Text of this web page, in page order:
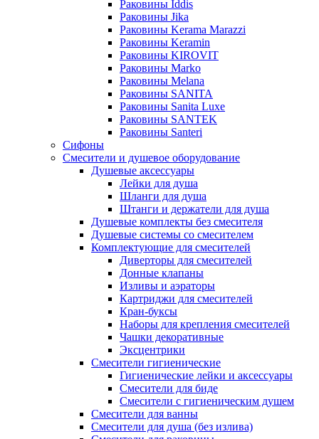
Раковины Iddis
Раковины Jika
Раковины Kerama Marazzi
Раковины Keramin
Раковины KIROVIT
Раковины Marko
Раковины Melana
Раковины SANITA
Раковины Sanita Luxe
Раковины SANTEK
Раковины Santeri
Сифоны
Смесители и душевое оборудование
Душевые аксессуары
Лейки для душа
Шланги для душа
Штанги и держатели для душа
Душевые комплекты без смесителя
Душевые системы со смесителем
Комплектующие для смесителей
Диверторы для смесителей
Донные клапаны
Изливы и аэраторы
Картриджи для смесителей
Кран-буксы
Наборы для крепления смесителей
Чашки декоративные
Эксцентрики
Смесители гигиенические
Гигиенические лейки и аксессуары
Смесители для биде
Смесители с гигиеническим душем
Смесители для ванны
Смесители для душа (без излива)